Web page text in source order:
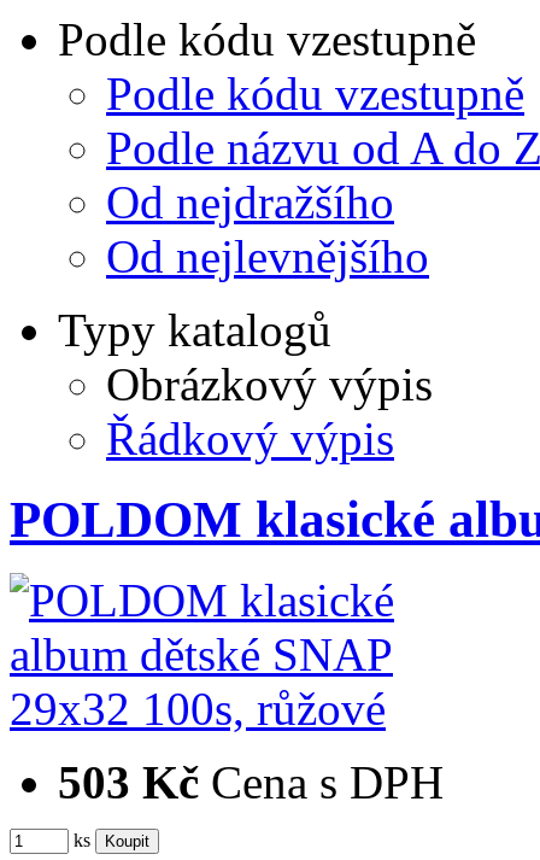
Podle kódu vzestupně
Podle kódu vzestupně
Podle názvu od A do
Od nejdražšího
Od nejlevnějšího
Typy katalogů
Obrázkový výpis
Řádkový výpis
POLDOM klasické
503 Kč Cena s DPH
ks